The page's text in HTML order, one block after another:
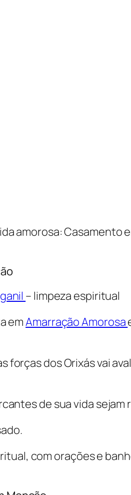
amorosa: Casamento
– limpeza espiritual
emAmarração Amorosa
dos Orixás vai
de sua vida sejam
com orações e